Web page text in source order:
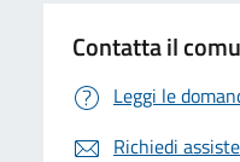
Contatta il
Leggi le
Richiedi